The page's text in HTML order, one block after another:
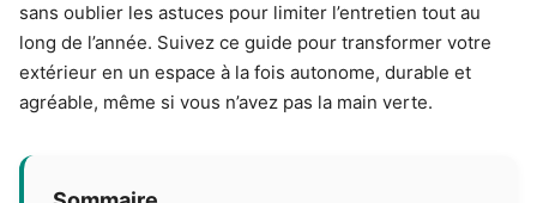
sans oublier les astuces pour limiter l’entretien tout au
long de l’année. Suivez ce guide pour transformer votre
extérieur en un espace à la fois autonome, durable et
agréable, même si vous n’avez pas la main verte.